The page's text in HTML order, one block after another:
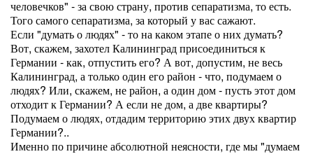
человечков" - за свою страну, против сепаратизма, то есть.
Того самого сепаратизма, за который у вас сажают.
Если "думать о людях" - то на каком этапе о них думать?
Вот, скажем, захотел Калининград присоединиться к
Германии - как, отпустить его? А вот, допустим, не весь
Калининград, а только один его район - что, подумаем о
людях? Или, скажем, не район, а один дом - пусть этот дом
отходит к Германии? А если не дом, а две квартиры?
Подумаем о людях, отдадим территорию этих двух квартир
Германии?..
Именно по причине абсолютной неясности, где мы "думаем